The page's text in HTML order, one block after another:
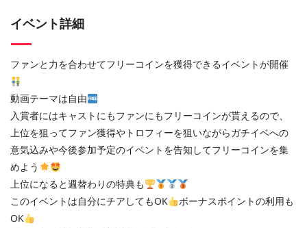
イベント詳細
ファンと力を合わせてフリーコインを獲得できるイベントが開催
動画テーマは自由
入賞者にはキャストにもファンにもフリーコインが貰えるので、
上位を狙ってファン獲得やトロフィーを狙いながらガチイベへの
意気込みや今後参加予定のイベントを告知してフリーコインを集
めよう
上位になると週替わりの特典も
このイベントは自分にチアしてもOK
ボーナスポイントの利用も
OK